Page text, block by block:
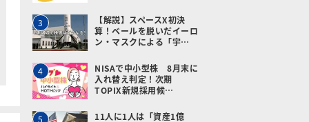
3
【解説】スペースX初決
算！ベールを脱いだイーロ
ン・マスクによる「宇…
4
NISAで中小型株 8月末に
入れ替え判定！次期
TOPIX新規採用候…
5
11人に1人は「資産1億